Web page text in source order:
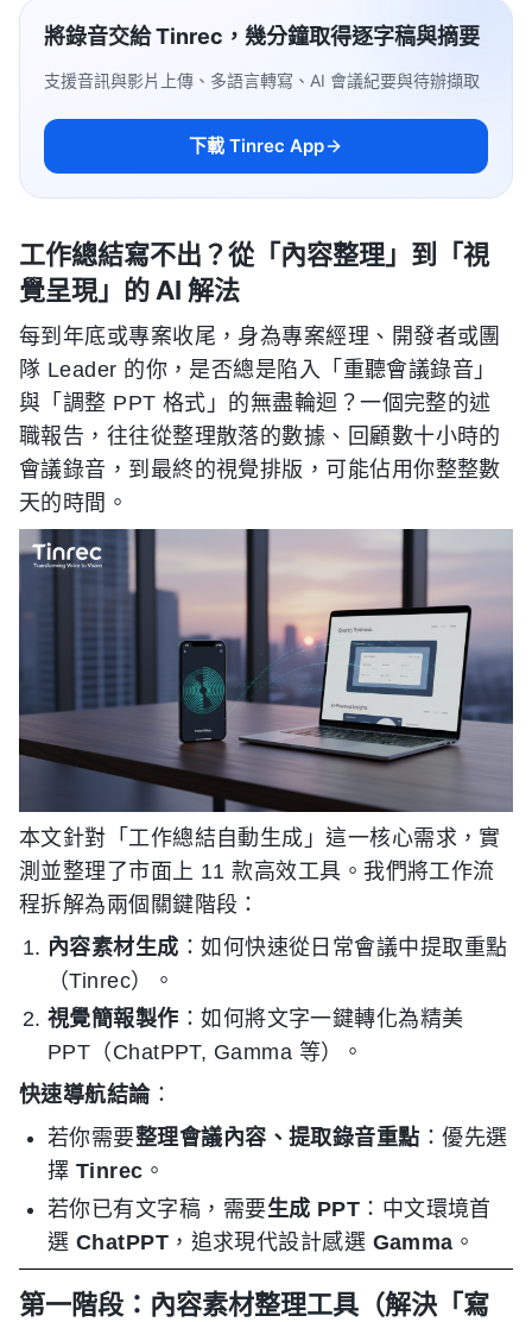
將錄音交給 Tinrec，幾分鐘取得逐字稿與摘要
支援音訊與影片上傳、多語言轉寫、AI 會議紀要與待辦擷取
下載 Tinrec App
工作總結寫不出？從「內容整理」到「視
覺呈現」的 AI 解法
每到年底或專案收尾，身為專案經理、開發者或團
隊 Leader 的你，是否總是陷入「重聽會議錄音」
與「調整 PPT 格式」的無盡輪迴？一個完整的述
職報告，往往從整理散落的數據、回顧數十小時的
會議錄音，到最終的視覺排版，可能佔用你整整數
天的時間。
本文針對「工作總結自動生成」這一核心需求，實
測並整理了市面上 11 款高效工具。我們將工作流
程拆解為兩個關鍵階段：
內容素材生成 ：如何快速從日常會議中提取重點
（Tinrec）。
視覺簡報製作 ：如何將文字一鍵轉化為精美
PPT（ChatPPT, Gamma 等）。
快速導航結論：
若你需要整理會議內容、提取錄音重點 ：優先選
擇 Tinrec 。
若你已有文字稿，需要生成 PPT ：中文環境首
選 ChatPPT ，追求現代設計感選 Gamma 。
第一階段：內容素材整理工具（解決「寫